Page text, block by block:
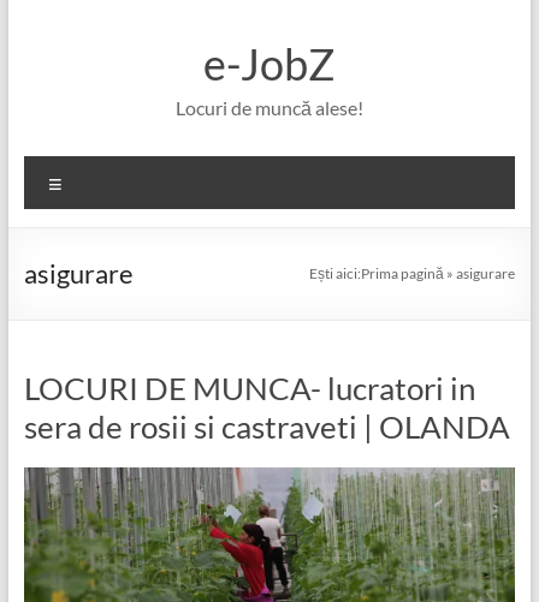
e-JobZ
Locuri de muncă alese!
asigurare Ești aici:Prima pagină »asigurare
LOCURI DE MUNCA- lucratori in
sera de rosii si castraveti | OLANDA